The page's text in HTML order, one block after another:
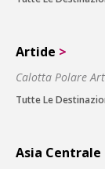
Artide >
Calotta Polare
Tutte Le
Asia Centrale